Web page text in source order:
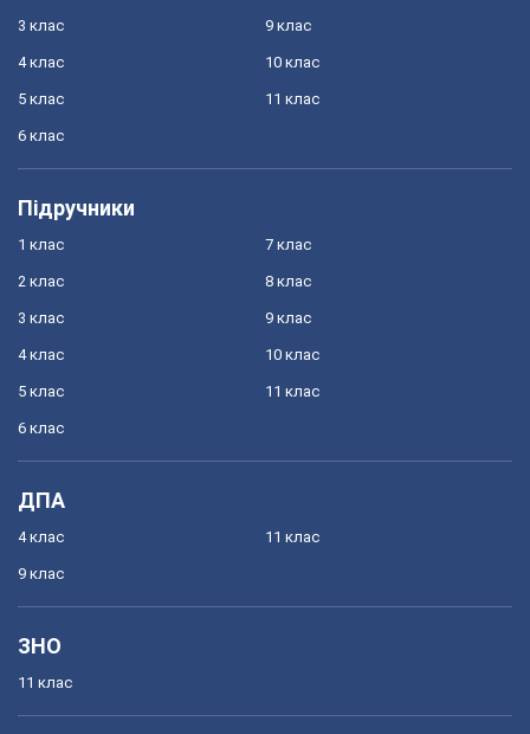
3 клас
4 клас
5 клас
6 клас
9 клас
10 клас
11 клас
Підручники
1 клас
2 клас
3 клас
4 клас
5 клас
6 клас
7 клас
8 клас
9 клас
10 клас
11 клас
ДПА
4 клас
9 клас
11 клас
ЗНО
11 клас